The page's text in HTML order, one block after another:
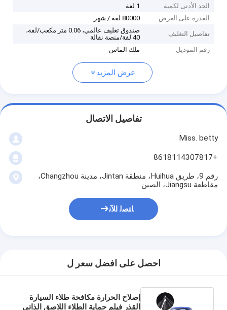
الحد الأدنى لكمية
1 لفة
القدرة على العرض
80000 لفة / شهر
تفاصيل التغليف
صندوق تغليف عالمي، 0.06 متر مكعب/لفة،
40 لفة/منصة نقالة
رقم الموديل
ملك الماس
عرض المزيد
تفاصيل الاتصال
Miss. betty
+8618114307817
رقم 9، طريق Huihua، منطقة Jintan، مدينة Changzhou،
مقاطعة Jiangsu، الصين
ﺎﺘﺼﻟ ﺍﻶﻧ
احصل على افضل سعر ل
إصلاح الحرارة مكافحة طلاء السيارة
القذر فيلم حماية الطلاء اللاصق الذاتي